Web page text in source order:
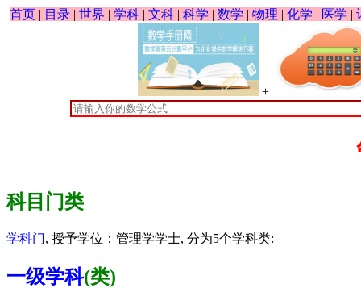
首页 | 目录 | 世界 | 学科 | 文科 | 科学 | 数学 | 物理 | 化学 | 医学 |
+
科目门类
学科门, 授予学位：管理学学士, 分为5个学科类:
一级学科(类)